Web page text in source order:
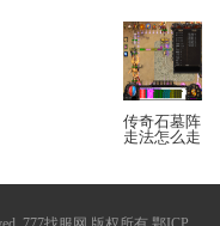
传奇石墓阵
走法怎么走